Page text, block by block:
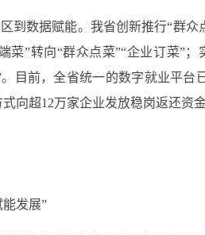
到数据赋能。我省创新推行“群
菜”转向“群众点菜”“企业订菜”
目前，全省统一的数字就业平台
式向超12万家企业发放稳岗返还资
发展”